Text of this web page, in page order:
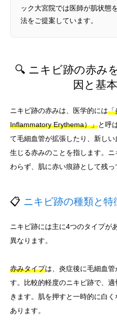
ック大宮院では医師が肌状態
法をご提案しています。
🔍 ニキビ跡の赤み
因と基
ニキビ跡の赤みは、医学的には「
Inflammatory Erythema）」と呼
て毛細血管が拡張したり、新し
生じる赤みのことを指します。
わらず、肌に赤い痕跡として残っ
📋 ニキビ跡の種類と特
ニキビ跡には主に4つのタイプが
異なります。
赤みタイプは、炎症後に毛細血
す。比較的軽度のニキビ跡で、
きます。肌を押すと一時的に白
あります。